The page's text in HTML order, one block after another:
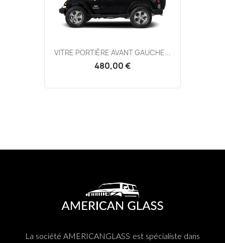
VITRE PORTIÈRE AVANT GAUCHE...
480,00 €
La société AMERICANGLASS est spécialiste dans